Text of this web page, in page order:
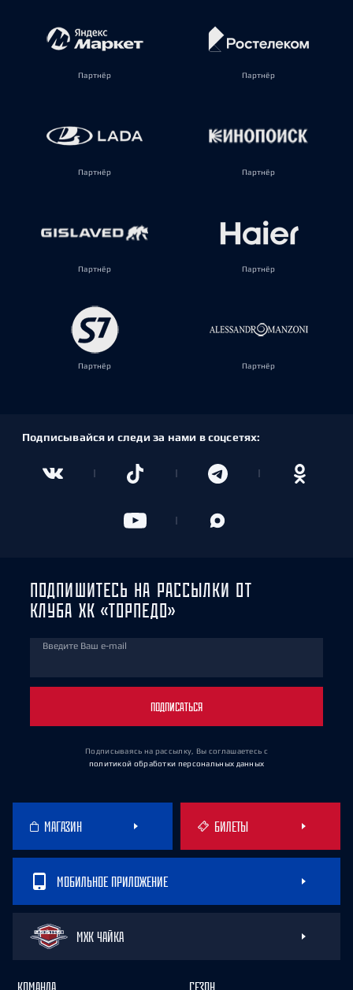
Партнёр Партнёр
Партнёр Партнёр
Партнёр Партнёр
Партнёр Партнёр
Подписывайся и следи за нами в соцсетях:
ПОДПИШИТЕСЬ НА РАССЫЛКИ ОТ
КЛУБА ХК «ТОРПЕДО»
Введите Ваш e-mail
ПОДПИСАТЬСЯ
Подписываясь на рассылку, Вы соглашаетесь с
политикой обработки персональных данных
МАГАЗИН БИЛЕТЫ
МОБИЛЬНОЕ ПРИЛОЖЕНИЕ
МХК ЧАЙКА